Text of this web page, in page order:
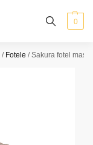
0
/ Fotele /Sakura fotel